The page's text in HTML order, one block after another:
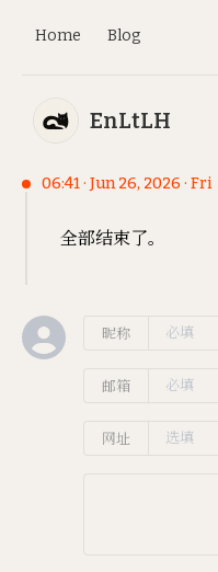
EnLtLH
06:41 · Jun 26, 2026 · Fri
全部结束了。
昵称
邮箱
网址
Home Blog